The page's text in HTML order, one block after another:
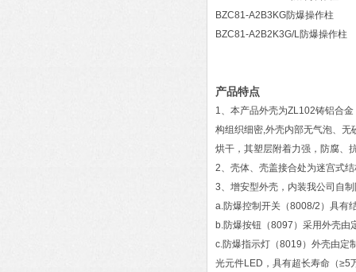
BZC81-A2B3KG防爆操作柱
BZC81-A2B2K3G/L防爆操作柱
产品特点
1、本产品外壳为ZL102铸铝合
构组织细密,外壳内部无气泡、
烘干，其塑层附着力强，防腐、
2、壳体、壳盖接合处为迷宫式
3、增安型外壳，内装我公司自
a.防爆控制开关（8008/2）具有
b.防爆按钮（8097）采用外壳由
c.防爆指示灯（8019）外壳由定
光元件LED，具有超长寿命（≥5